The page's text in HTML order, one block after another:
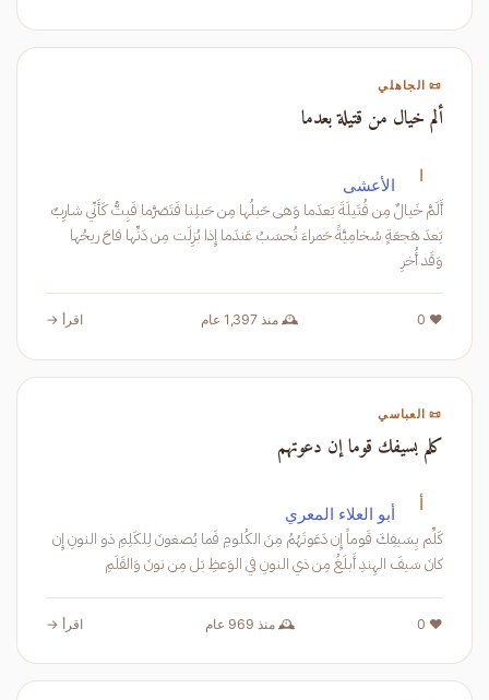
📜 الجاهلي
ألم خيال من قتيلة بعدما
ا الأعشى
أَلَمَّ خَيالٌ مِن قُتَيلَةَ بَعدَما وَهى حَبلُها مِن حَبلِنا فَتَصَرَّما فَبِتُّ كَأَنّي شارِبٌ
بَعدَ هَجعَةٍ سُخامِيَّةً حَمراءَ تُحسَبُ عَندَما إِذا بُزِلَت مِن دَنِّها فاحَ ريحُها
وَقَد أُخرِ
❤️ 0 🕰️ منذ 1,397 عام اقرأ →
📜 العباسي
كلم بسيفك قوما إن دعوتهم
أ أبو العلاء المعري
كَلِّم بِسَيفِكَ قَوماً إِن دَعَوتَهُمُ مِنَ الكُلومِ فَما يُصغونَ لِلكَلِمِ ذو النونِ إِن
كانَ سَيفَ الهِندِ أَبلَغُ مِن ذي النونِ في الوَعظِ بَل مِن نونَ وَالقَلَمِ
❤️ 0 🕰️ منذ 969 عام اقرأ →